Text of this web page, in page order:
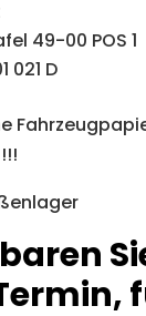
49-00 POS 1
021 D